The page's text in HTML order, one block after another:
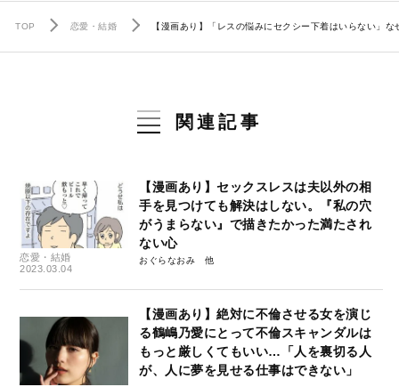
TOP 恋愛・結婚 【漫画あり】「レスの悩みにセクシー下着はいらない」
関連記事
恋愛・結婚
2023.03.04
【漫画あり】セックスレスは夫以外の相
手を見つけても解決はしない。『私の穴
がうまらない』で描きたかった満たされ
ない心
おぐらなおみ
【漫画あり】絶対に不倫させる女を演じ
る鶴嶋乃愛にとって不倫スキャンダルは
もっと厳しくてもいい…「人を裏切る人
が、人に夢を見せる仕事はできない」